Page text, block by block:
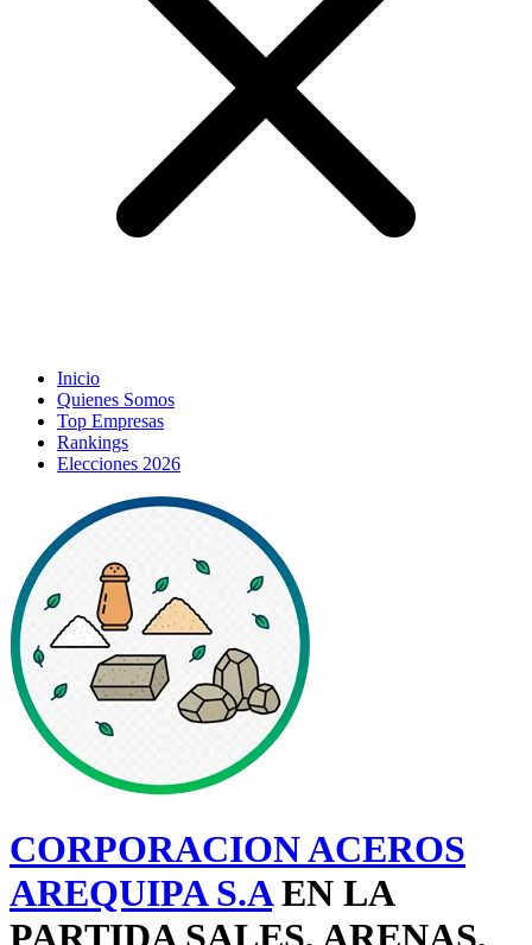
Inicio
Quienes Somos
Top Empresas
Rankings
Elecciones 2026
CORPORACION ACEROS
AREQUIPA S.AEN LA